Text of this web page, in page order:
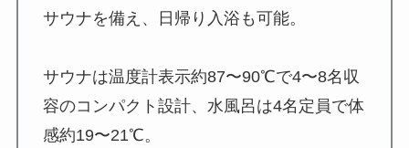
サウナを備え、日帰り入浴も可能。
サウナは温度計表示約87〜90℃で4〜8名収
容のコンパクト設計、水風呂は4名定員で体
感約19〜21℃。